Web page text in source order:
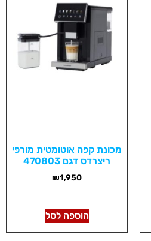
מכונת קפה אוטומטית מורפי
ריצרדס דגם 470803
₪1,950
הוספה לסל